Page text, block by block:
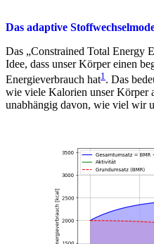
Das adaptive
Das „Constrained Total Energy
Idee, dass unser Körper einen
Energieverbrauch hat1 . Das
wie viele Kalorien unser Körper
unabhängig davon, wie viel wir